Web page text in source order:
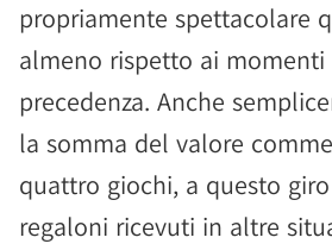
propriamente spettacolare
almeno rispetto ai
precedenza. Anche
la somma del valore
quattro giochi, a questo
regaloni ricevuti in altre